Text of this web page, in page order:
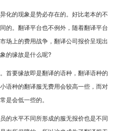
的现象是势必存在的。好比老本的不
的。翻译平台也不例外，随着翻译平台
场上的费用战争，翻译公司报价呈现出
的缘故是什么呢?
要缘故即是翻译的语种，翻译语种的
语种的翻译服无费用会较高一些，而对
是会低一些的。
水平不同所形成的服无报价也是不同